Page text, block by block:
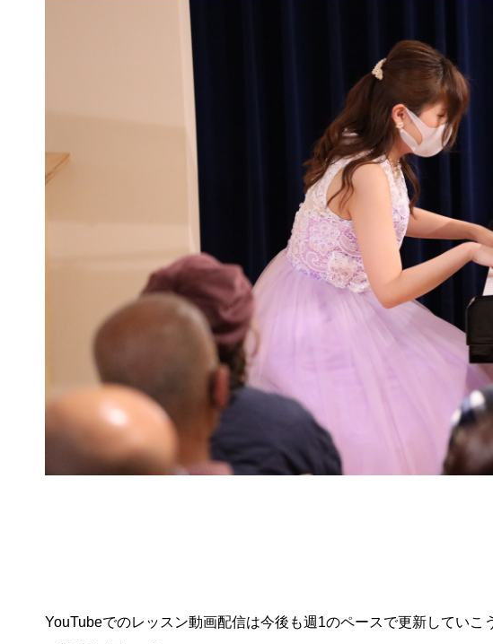
YouTubeでのレッスン動画配信は今後も週1のペースで更新してい